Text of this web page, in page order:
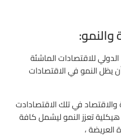
والنمو:
للاقتصادات الماشئة
يظل النمو في الاقتصادات
في تلك الاقتصادادت
هيكلية تعزز النمو ليشمل كافة
العريضة ،